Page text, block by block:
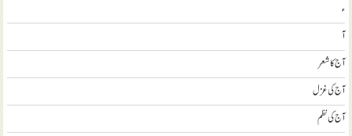
ء
آ
آج کا شعر
آج کی غزل
آج کی نظم